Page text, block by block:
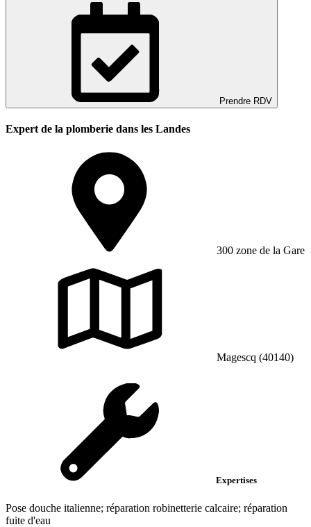
Prendre RDV
Expert de la plomberie dans les Landes
300 zone de la Gare
Magescq (40140)
Expertises
Pose douche italienne; réparation robinetterie calcaire; réparation
fuite d'eau